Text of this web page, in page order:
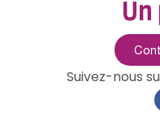
Un
Suivez-nous